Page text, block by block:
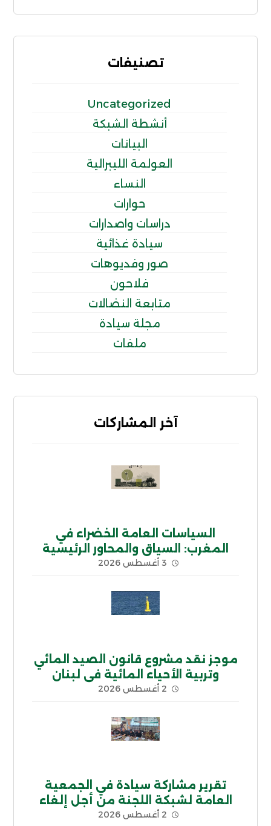
تصنيفات
Uncategorized
أنشطة الشبكة
البيانات
العولمة الليبرالية
النساء
حوارات
دراسات واصدارات
سيادة غذائية
صور وفديوهات
فلاحون
متابعة النضالات
مجلة سيادة
ملفات
آخر المشاركات
السياسات العامة الخضراء في
المغرب: السياق والمحاور الرئيسية
3 أغسطس 2026
موجز نقد مشروع قانون الصيد المائي
وتربية الأحياء المائية في لبنان
2 أغسطس 2026
تقرير مشاركة سيادة في الجمعية
العامة لشبكة اللجنة من أجل إلغاء
الديون غير الشرعية CADTM بإفريقيا
2 أغسطس 2026